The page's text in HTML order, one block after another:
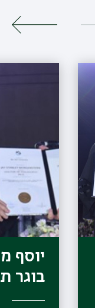
יוסף
בוגר